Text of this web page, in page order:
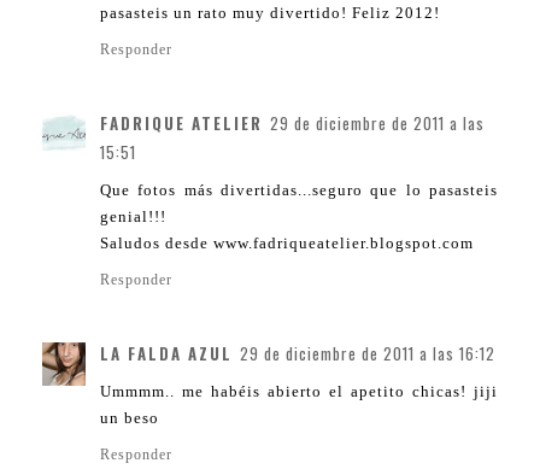
pasasteis un rato muy divertido! Feliz 2012!
Responder
FADRIQUE ATELIER 29 de diciembre de 2011 a las
15:51
Que fotos más divertidas...seguro que lo pasasteis
genial!!!
Saludos desde www.fadriqueatelier.blogspot.com
Responder
LA FALDA AZUL 29 de diciembre de 2011 a las 16:12
Ummmm.. me habéis abierto el apetito chicas! jiji
un beso
Responder